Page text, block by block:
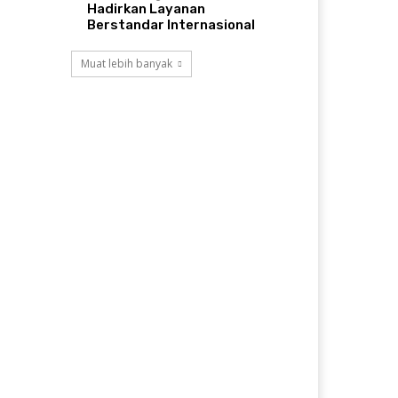
Hadirkan Layanan
Berstandar Internasional
Muat lebih banyak